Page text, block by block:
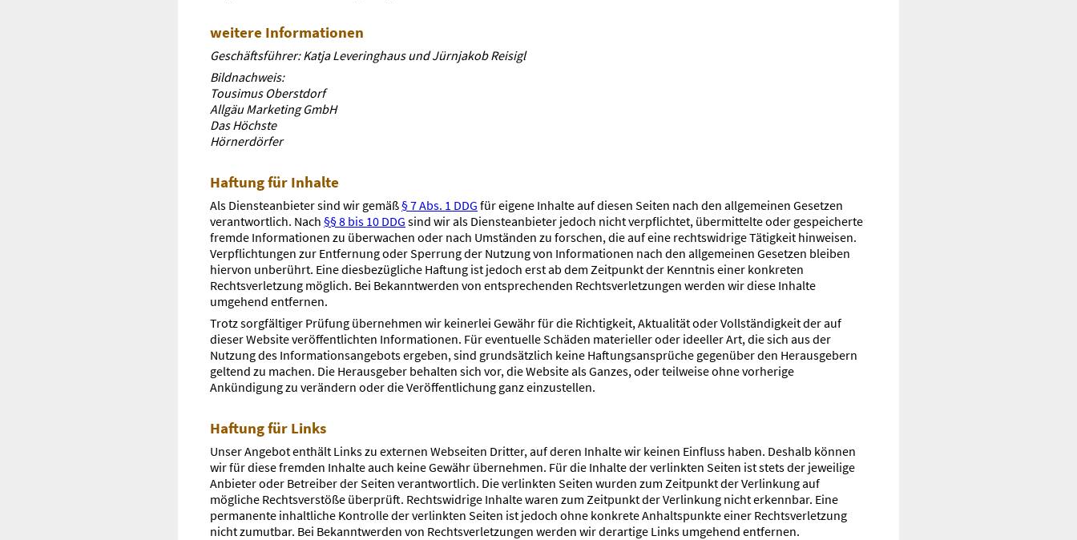
weitere Informationen
Geschäftsführer: Katja Leveringhaus und Jürnjakob Reisigl
Bildnachweis:
Tousimus Oberstdorf
Allgäu Marketing GmbH
Das Höchste
Hörnerdörfer
Haftung für Inhalte
Als Diensteanbieter sind wir gemäß§ 7 Abs. 1 DDG für eigene Inhalte auf diesen Seiten nach den allgemeinen Gesetzen
verantwortlich. Nach §§ 8 bis 10 DDG sind wir als Diensteanbieter jedoch nicht verpflichtet, übermittelte oder gespeicherte
fremde Informationen zu überwachen oder nach Umständen zu forschen, die auf eine rechtswidrige Tätigkeit hinweisen.
Verpflichtungen zur Entfernung oder Sperrung der Nutzung von Informationen nach den allgemeinen Gesetzen bleiben
hiervon unberührt. Eine diesbezügliche Haftung ist jedoch erst ab dem Zeitpunkt der Kenntnis einer konkreten
Rechtsverletzung möglich. Bei Bekanntwerden von entsprechenden Rechtsverletzungen werden wir diese Inhalte
umgehend entfernen.
Trotz sorgfältiger Prüfung übernehmen wir keinerlei Gewähr für die Richtigkeit, Aktualität oder Vollständigkeit der auf
dieser Website veröffentlichten Informationen. Für eventuelle Schäden materieller oder ideeller Art, die sich aus der
Nutzung des Informationsangebots ergeben, sind grundsätzlich keine Haftungsansprüche gegenüber den Herausgebern
geltend zu machen. Die Herausgeber behalten sich vor, die Website als Ganzes, oder teilweise ohne vorherige
Ankündigung zu verändern oder die Veröffentlichung ganz einzustellen.
Haftung für Links
Unser Angebot enthält Links zu externen Webseiten Dritter, auf deren Inhalte wir keinen Einfluss haben. Deshalb können
wir für diese fremden Inhalte auch keine Gewähr übernehmen. Für die Inhalte der verlinkten Seiten ist stets der jeweilige
Anbieter oder Betreiber der Seiten verantwortlich. Die verlinkten Seiten wurden zum Zeitpunkt der Verlinkung auf
mögliche Rechtsverstöße überprüft. Rechtswidrige Inhalte waren zum Zeitpunkt der Verlinkung nicht erkennbar. Eine
permanente inhaltliche Kontrolle der verlinkten Seiten ist jedoch ohne konkrete Anhaltspunkte einer Rechtsverletzung
nicht zumutbar. Bei Bekanntwerden von Rechtsverletzungen werden wir derartige Links umgehend entfernen.